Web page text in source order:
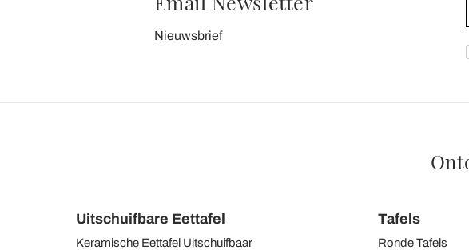
Nieuwsbrief
Uitschuifbare Eettafel
Keramische Eettafel Uitschuifbaar
Tafels
Ronde Tafels